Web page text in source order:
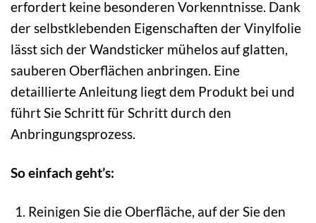
erfordert keine besonderen Vorkenntnisse. Dank
der selbstklebenden Eigenschaften der Vinylfolie
lässt sich der Wandsticker mühelos auf glatten,
sauberen Oberflächen anbringen. Eine
detaillierte Anleitung liegt dem Produkt bei und
führt Sie Schritt für Schritt durch den
Anbringungsprozess.
So einfach geht’s:
Reinigen Sie die Oberfläche, auf der Sie den